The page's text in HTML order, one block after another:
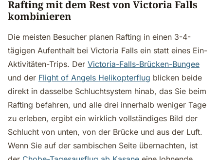
Rafting mit dem Rest von Victoria Falls
kombinieren
Die meisten Besucher planen Rafting in einen 3-4-
tägigen Aufenthalt bei Victoria Falls ein statt eines Ein-
Aktivitäten-Trips. Der Victoria-Falls-Brücken-Bungee
und der Flight of Angels Helikopterflug blicken beide
direkt in dasselbe Schluchtsystem hinab, das Sie beim
Rafting befahren, und alle drei innerhalb weniger Tage
zu erleben, ergibt ein wirklich vollständiges Bild der
Schlucht von unten, von der Brücke und aus der Luft.
Wenn Sie auf der sambischen Seite übernachten, ist